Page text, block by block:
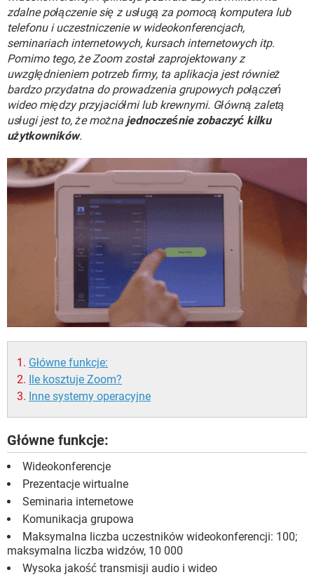
WINDOWS 10
zdalne połączenie się z usługą za pomocą komputera lub
telefonu i uczestniczenie w wideokonferencjach,
seminariach internetowych, kursach internetowych itp.
Pomimo tego, że Zoom został zaprojektowany z
uwzględnieniem potrzeb firmy, ta aplikacja jest również
bardzo przydatna do prowadzenia grupowych połączeń
wideo między przyjaciółmi lub krewnymi. Główną zaletą
usługi jest to, że można jednocześnie zobaczyć kilku
użytkowników.
Główne funkcje:
Ile kosztuje Zoom?
Inne systemy operacyjne
Główne funkcje:
Wideokonferencje
Prezentacje wirtualne
Seminaria internetowe
Komunikacja grupowa
Maksymalna liczba uczestników wideokonferencji: 100;
maksymalna liczba widzów, 10 000
Wysoka jakość transmisji audio i wideo